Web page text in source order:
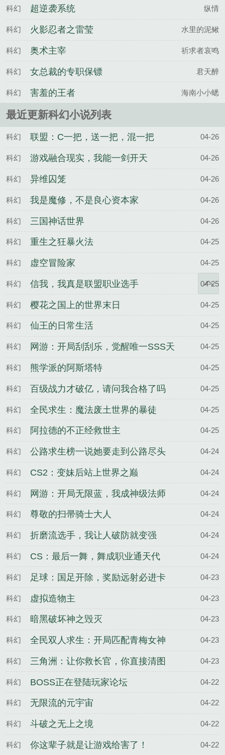
科幻 超逆袭系统 纵情
科幻 火影忍者之雷莹 水里的泥鳅
科幻 奥术主宰 祈求者哀鸣
科幻 女总裁的专职保镖 君天醉
科幻 害羞的王者 海南小小蟋
最近更新科幻小说列表
科幻 联盟：C一把，送一把，混一把 04-26
科幻 游戏融合现实，我能一剑开天 04-26
科幻 异维囚笼 04-26
科幻 我是魔修，不是良心资本家 04-26
科幻 三国神话世界 04-26
科幻 重生之狂暴火法 04-25
科幻 虚空冒险家 04-25
科幻 信我，我真是联盟职业选手 04-25
科幻 樱花之国上的世界末日 04-25
科幻 仙王的日常生活 04-25
科幻
网游：开局刮刮乐，觉醒唯一SSS天
赋
04-25
科幻 熊学派的阿斯塔特 04-25
科幻 百级战力才破亿，请问我合格了吗 04-25
科幻 全民求生：魔法废土世界的暴徒 04-25
科幻 阿拉德的不正经救世主 04-25
科幻 公路求生榜一说她要走到公路尽头 04-24
科幻 CS2：变妹后站上世界之巅 04-24
科幻 网游：开局无限蓝，我成神级法师 04-24
科幻 尊敬的扫帚骑士大人 04-24
科幻 折磨流选手，我让人破防就变强 04-24
科幻 CS：最后一舞，舞成职业通天代 04-24
科幻 足球：国足开除，奖励远射必进卡 04-23
科幻 虚拟造物主 04-23
科幻 暗黑破坏神之毁灭 04-23
科幻 全民双人求生：开局匹配青梅女神 04-23
科幻 三角洲：让你救长官，你直接清图 04-23
科幻 BOSS正在登陆玩家论坛 04-22
科幻 无限流的元宇宙 04-22
科幻 斗破之无上之境 04-22
科幻 你这辈子就是让游戏给害了！ 04-22